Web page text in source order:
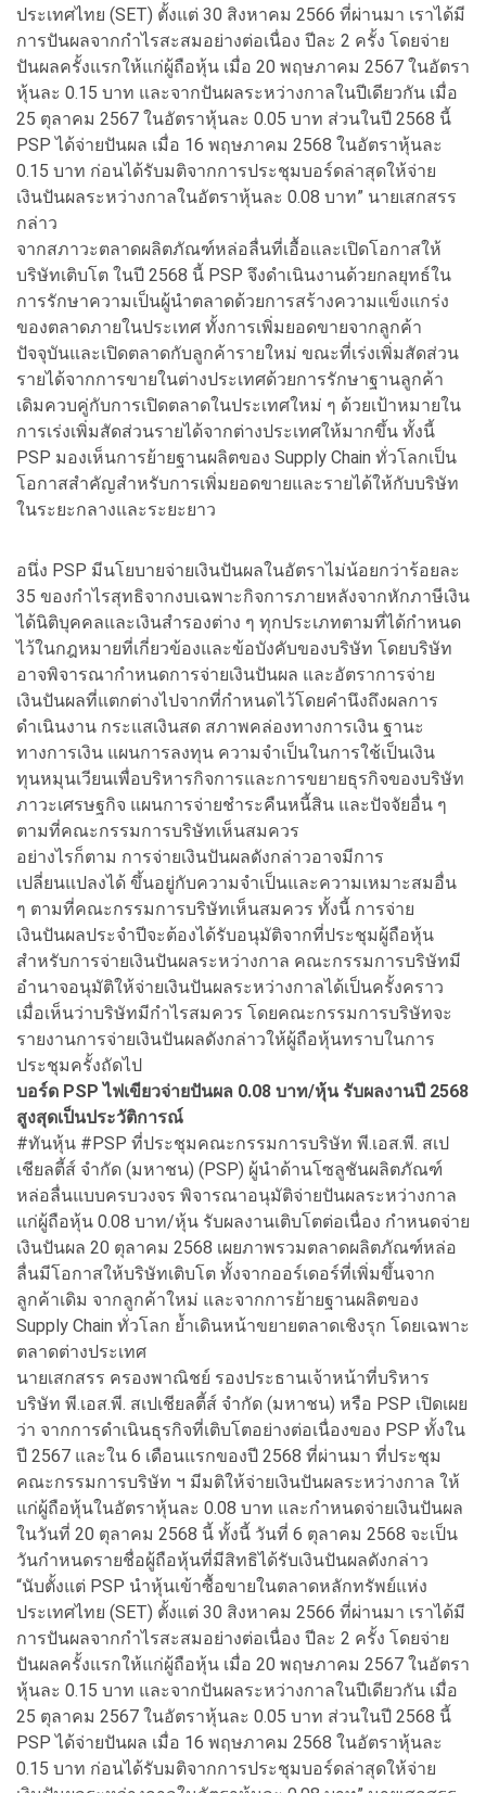
ประเทศไทย (SET) ตั้งแต่ 30 สิงหาคม 2566 ที่ผ่านมา เราได้มี
การปันผลจากกำไรสะสมอย่างต่อเนื่อง ปีละ 2 ครั้ง โดยจ่าย
ปันผลครั้งแรกให้แก่ผู้ถือหุ้น เมื่อ 20 พฤษภาคม 2567 ในอัตรา
หุ้นละ 0.15 บาท และจากปันผลระหว่างกาลในปีเดียวกัน เมื่อ
25 ตุลาคม 2567 ในอัตราหุ้นละ 0.05 บาท ส่วนในปี 2568 นี้
PSP ได้จ่ายปันผล เมื่อ 16 พฤษภาคม 2568 ในอัตราหุ้นละ
0.15 บาท ก่อนได้รับมติจากการประชุมบอร์ดล่าสุดให้จ่าย
เงินปันผลระหว่างกาลในอัตราหุ้นละ 0.08 บาท” นายเสกสรร
กล่าว
จากสภาวะตลาดผลิตภัณฑ์หล่อลื่นที่เอื้อและเปิดโอกาสให้
บริษัทเติบโต ในปี 2568 นี้ PSP จึงดำเนินงานด้วยกลยุทธ์ใน
การรักษาความเป็นผู้นำตลาดด้วยการสร้างความแข็งแกร่ง
ของตลาดภายในประเทศ ทั้งการเพิ่มยอดขายจากลูกค้า
ปัจจุบันและเปิดตลาดกับลูกค้ารายใหม่ ขณะที่เร่งเพิ่มสัดส่วน
รายได้จากการขายในต่างประเทศด้วยการรักษาฐานลูกค้า
เดิมควบคู่กับการเปิดตลาดในประเทศใหม่ ๆ ด้วยเป้าหมายใน
การเร่งเพิ่มสัดส่วนรายได้จากต่างประเทศให้มากขึ้น ทั้งนี้
PSP มองเห็นการย้ายฐานผลิตของ Supply Chain ทั่วโลกเป็น
โอกาสสำคัญสำหรับการเพิ่มยอดขายและรายได้ให้กับบริษัท
ในระยะกลางและระยะยาว
อนึ่ง PSP มีนโยบายจ่ายเงินปันผลในอัตราไม่น้อยกว่าร้อยละ
35 ของกำไรสุทธิจากงบเฉพาะกิจการภายหลังจากหักภาษีเงิน
ได้นิติบุคคลและเงินสำรองต่าง ๆ ทุกประเภทตามที่ได้กำหนด
ไว้ในกฎหมายที่เกี่ยวข้องและข้อบังคับของบริษัท โดยบริษัท
อาจพิจารณากำหนดการจ่ายเงินปันผล และอัตราการจ่าย
เงินปันผลที่แตกต่างไปจากที่กำหนดไว้โดยคำนึงถึงผลการ
ดำเนินงาน กระแสเงินสด สภาพคล่องทางการเงิน ฐานะ
ทางการเงิน แผนการลงทุน ความจำเป็นในการใช้เป็นเงิน
ทุนหมุนเวียนเพื่อบริหารกิจการและการขยายธุรกิจของบริษัท
ภาวะเศรษฐกิจ แผนการจ่ายชำระคืนหนี้สิน และปัจจัยอื่น ๆ
ตามที่คณะกรรมการบริษัทเห็นสมควร
อย่างไรก็ตาม การจ่ายเงินปันผลดังกล่าวอาจมีการ
เปลี่ยนแปลงได้ ขึ้นอยู่กับความจำเป็นและความเหมาะสมอื่น
ๆ ตามที่คณะกรรมการบริษัทเห็นสมควร ทั้งนี้ การจ่าย
เงินปันผลประจำปีจะต้องได้รับอนุมัติจากที่ประชุมผู้ถือหุ้น
สำหรับการจ่ายเงินปันผลระหว่างกาล คณะกรรมการบริษัทมี
อำนาจอนุมัติให้จ่ายเงินปันผลระหว่างกาลได้เป็นครั้งคราว
เมื่อเห็นว่าบริษัทมีกำไรสมควร โดยคณะกรรมการบริษัทจะ
รายงานการจ่ายเงินปันผลดังกล่าวให้ผู้ถือหุ้นทราบในการ
ประชุมครั้งถัดไป
บอร์ด PSP ไฟเขียวจ่ายปันผล 0.08 บาท/หุ้น รับผลงานปี 2568
สูงสุดเป็นประวัติการณ์
#ทันหุ้น #PSP ที่ประชุมคณะกรรมการบริษัท พี.เอส.พี. สเป
เชียลตี้ส์ จำกัด (มหาชน) (PSP) ผู้นำด้านโซลูชันผลิตภัณฑ์
หล่อลื่นแบบครบวงจร พิจารณาอนุมัติจ่ายปันผลระหว่างกาล
แก่ผู้ถือหุ้น 0.08 บาท/หุ้น รับผลงานเติบโตต่อเนื่อง กำหนดจ่าย
เงินปันผล 20 ตุลาคม 2568 เผยภาพรวมตลาดผลิตภัณฑ์หล่อ
ลื่นมีโอกาสให้บริษัทเติบโต ทั้งจากออร์เดอร์ที่เพิ่มขึ้นจาก
ลูกค้าเดิม จากลูกค้าใหม่ และจากการย้ายฐานผลิตของ
Supply Chain ทั่วโลก ย้ำเดินหน้าขยายตลาดเชิงรุก โดยเฉพาะ
ตลาดต่างประเทศ
นายเสกสรร ครองพาณิชย์ รองประธานเจ้าหน้าที่บริหาร
บริษัท พี.เอส.พี. สเปเชียลตี้ส์ จำกัด (มหาชน) หรือ PSP เปิดเผย
ว่า จากการดำเนินธุรกิจที่เติบโตอย่างต่อเนื่องของ PSP ทั้งใน
ปี 2567 และใน 6 เดือนแรกของปี 2568 ที่ผ่านมา ที่ประชุม
คณะกรรมการบริษัท ฯ มีมติให้จ่ายเงินปันผลระหว่างกาล ให้
แก่ผู้ถือหุ้นในอัตราหุ้นละ 0.08 บาท และกำหนดจ่ายเงินปันผล
ในวันที่ 20 ตุลาคม 2568 นี้ ทั้งนี้ วันที่ 6 ตุลาคม 2568 จะเป็น
วันกำหนดรายชื่อผู้ถือหุ้นที่มีสิทธิได้รับเงินปันผลดังกล่าว
“นับตั้งแต่ PSP นำหุ้นเข้าซื้อขายในตลาดหลักทรัพย์แห่ง
ประเทศไทย (SET) ตั้งแต่ 30 สิงหาคม 2566 ที่ผ่านมา เราได้มี
การปันผลจากกำไรสะสมอย่างต่อเนื่อง ปีละ 2 ครั้ง โดยจ่าย
ปันผลครั้งแรกให้แก่ผู้ถือหุ้น เมื่อ 20 พฤษภาคม 2567 ในอัตรา
หุ้นละ 0.15 บาท และจากปันผลระหว่างกาลในปีเดียวกัน เมื่อ
25 ตุลาคม 2567 ในอัตราหุ้นละ 0.05 บาท ส่วนในปี 2568 นี้
PSP ได้จ่ายปันผล เมื่อ 16 พฤษภาคม 2568 ในอัตราหุ้นละ
0.15 บาท ก่อนได้รับมติจากการประชุมบอร์ดล่าสุดให้จ่าย